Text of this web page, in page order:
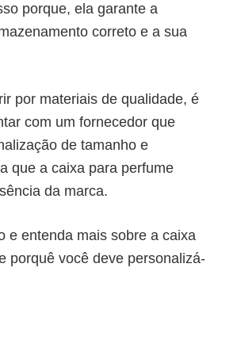
porque, ela garante a
correto e a sua
por materiais de qualidade, é
com um fornecedor que
de tamanho e
que a caixa para perfume
da marca.
e entenda mais sobre a caixa
porquê você deve personalizá-